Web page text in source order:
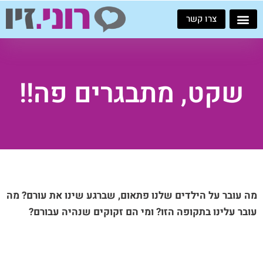
דילוג
לתוכן
צרו קשר
שקט, מתבגרים פה!!
מה עובר על הילדים שלנו פתאום, שברגע שינו את עורם? מה
עובר עלינו בתקופה הזו? ומי הם זקוקים שנהיה עבורם?